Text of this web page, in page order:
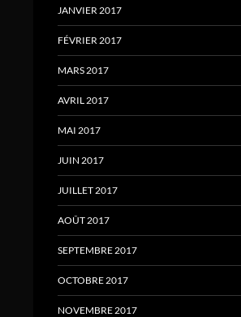
JANVIER 2017
FÉVRIER 2017
MARS 2017
AVRIL 2017
MAI 2017
JUIN 2017
JUILLET 2017
AOÛT 2017
SEPTEMBRE 2017
OCTOBRE 2017
NOVEMBRE 2017